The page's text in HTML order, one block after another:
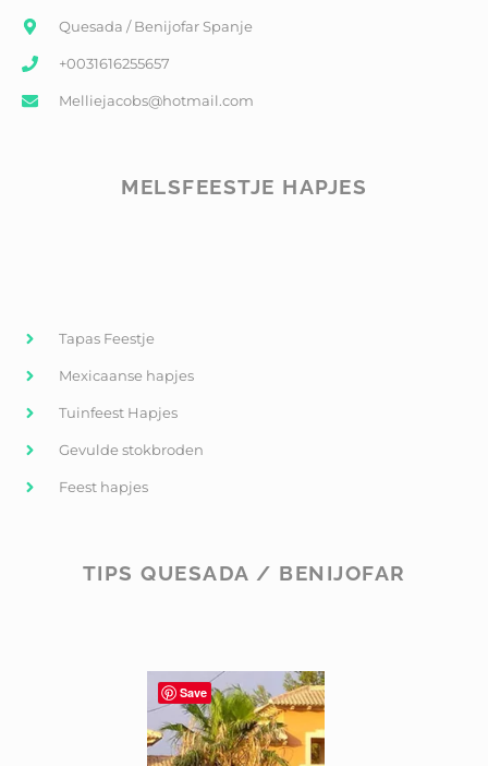
Quesada / Benijofar Spanje
+0031616255657
Melliejacobs@hotmail.com
MELSFEESTJE HAPJES
Tapas Feestje
Mexicaanse hapjes
Tuinfeest Hapjes
Gevulde stokbroden
Feest hapjes
TIPS QUESADA / BENIJOFAR
Save